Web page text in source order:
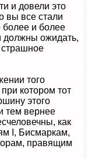
и довели это
вы все стали
более и более
должны ожидать,
страшное
того
котором тот
этого
тем вернее
как
I, Бисмаркам,
правящим